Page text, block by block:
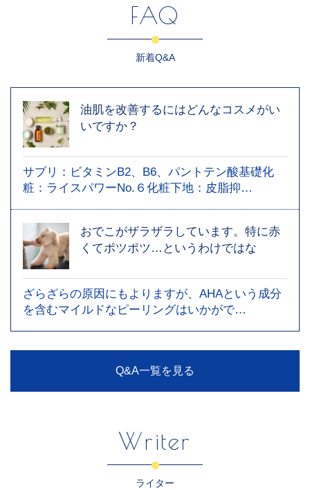
FAQ
新着Q&A
油肌を改善するにはどんなコスメがい
いですか？
サプリ：ビタミンB2、B6、パントテン酸基礎化
粧：ライスパワーNo.６化粧下地：皮脂抑…
おでこがザラザラしています。特に赤
くてポツポツ…というわけではな
ざらざらの原因にもよりますが、AHAという成分
を含むマイルドなピーリングはいかがで…
Q&A一覧を見る
Writer
ライター